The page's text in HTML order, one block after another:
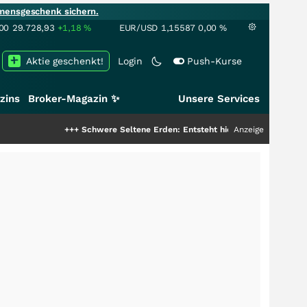
sichern.
29.728,93 +1,18% EUR/USD 1,15587 0,00 %
Login Push-Kurse
Aktie geschenkt!
Broker-Magazin ✨ Unsere Services
Schwere Seltene Erden: Entsteht hier die nächste
Anzeige